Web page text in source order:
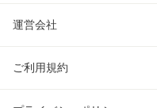
運営会社
ご利用規約